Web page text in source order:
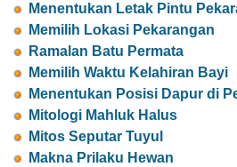
Menentukan Letak Pintu
Memilih Lokasi Pekarangan
Ramalan Batu Permata
Memilih Waktu Kelahiran Bayi
Menentukan Posisi Dapur di
Mitologi Mahluk Halus
Mitos Seputar Tuyul
Makna Prilaku Hewan